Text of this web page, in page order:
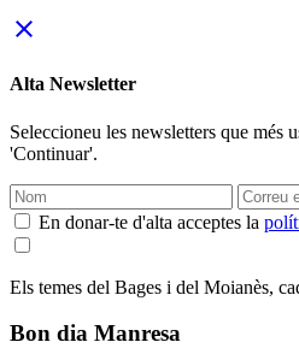
close
Alta Newsletter
Seleccioneu les newsletters que més
'Continuar'.
En donar-te d'alta acceptes la
Els temes del Bages i del Moianès,
Bon dia Manresa